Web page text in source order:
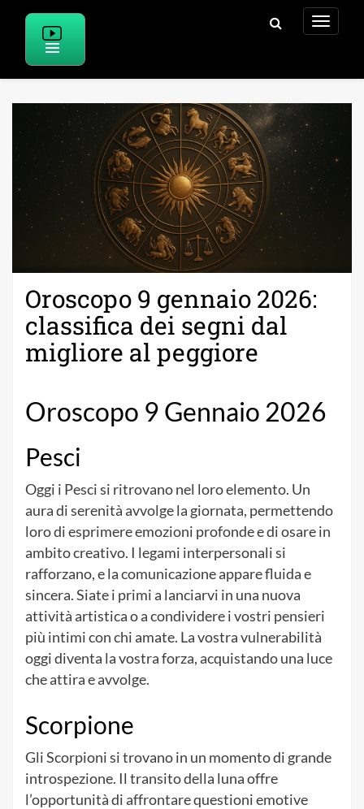
Oroscopo 9 gennaio 2026:
classifica dei segni dal
migliore al peggiore
Oroscopo 9 Gennaio 2026
Pesci
Oggi i Pesci si ritrovano nel loro elemento. Un
aura di serenità avvolge la giornata, permettendo
loro di esprimere emozioni profonde e di osare in
ambito creativo. I legami interpersonali si
rafforzano, e la comunicazione appare fluida e
sincera. Siate i primi a lanciarvi in una nuova
attività artistica o a condividere i vostri pensieri
più intimi con chi amate. La vostra vulnerabilità
oggi diventa la vostra forza, acquistando una luce
che attira e avvolge.
Scorpione
Gli Scorpioni si trovano in un momento di grande
introspezione. Il transito della luna offre
l’opportunità di affrontare questioni emotive